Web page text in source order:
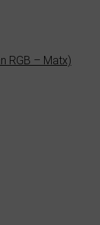
RGB – Matx)